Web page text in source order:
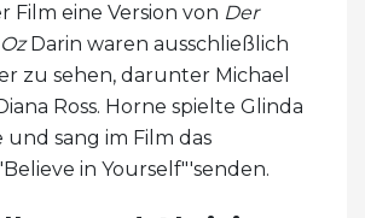
Film eine Version von Der
Darin waren ausschließlich
zu sehen, darunter Michael
Ross. Horne spielte Glinda
sang im Film das
in Yourself"'senden.